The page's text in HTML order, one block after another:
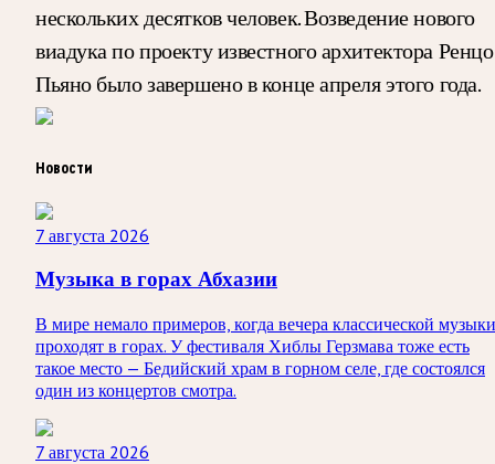
нескольких десятков человек. Возведение нового
виадука по проекту известного архитектора Ренцо
Пьяно было завершено в конце апреля этого года.
Новости
7 августа 2026
Музыка в горах Абхазии
В мире немало примеров, когда вечера классической музыки
проходят в горах. У фестиваля Хиблы Герзмава тоже есть
такое место — Бедийский храм в горном селе, где состоялся
один из концертов смотра.
7 августа 2026